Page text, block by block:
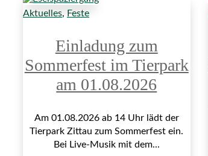
Aktuelles, Feste
Einladung zum
Sommerfest im Tierpark
am 01.08.2026
Am 01.08.2026 ab 14 Uhr lädt der
Tierpark Zittau zum Sommerfest ein.
Bei Live-Musik mit dem...